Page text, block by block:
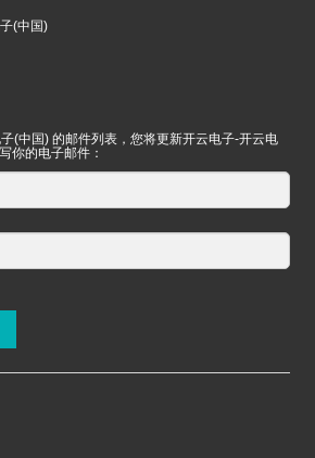
(中国)
(中国) 的邮件列表，您将更新开云电子-开云电
你的电子邮件：